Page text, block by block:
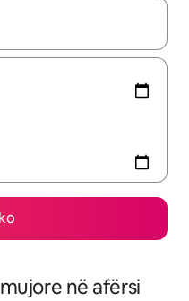
lëviz me butonat e
në afërsi